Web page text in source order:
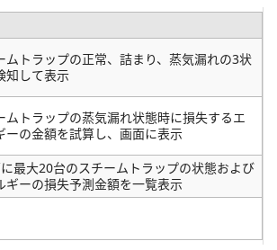
ムトラップの正常、詰まり、蒸気漏れの3状
知して表示
ムトラップの蒸気漏れ状態時に損失するエ
ーの金額を試算し、画面に表示
最大20台のスチームトラップの状態および
ギーの損失予測金額を一覧表示